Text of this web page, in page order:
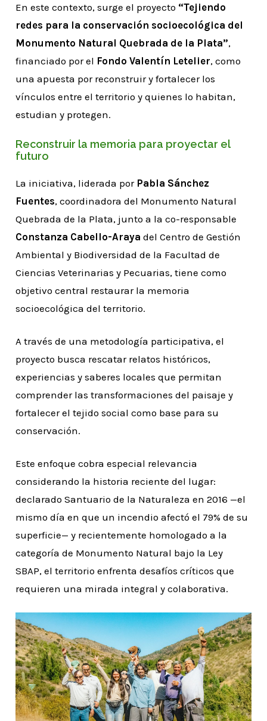
En este contexto, surge el proyecto “Tejiendo
redes para la conservación socioecológica del
Monumento Natural Quebrada de la Plata”,
financiado por el Fondo Valentín Letelier, como
una apuesta por reconstruir y fortalecer los
vínculos entre el territorio y quienes lo habitan,
estudian y protegen.
Reconstruir la memoria para proyectar el
futuro
La iniciativa, liderada por Pabla Sánchez
Fuentes, coordinadora del Monumento Natural
Quebrada de la Plata, junto a la co-responsable
Constanza Cabello-Araya del Centro de Gestión
Ambiental y Biodiversidad de la Facultad de
Ciencias Veterinarias y Pecuarias, tiene como
objetivo central restaurar la memoria
socioecológica del territorio.
A través de una metodología participativa, el
proyecto busca rescatar relatos históricos,
experiencias y saberes locales que permitan
comprender las transformaciones del paisaje y
fortalecer el tejido social como base para su
conservación.
Este enfoque cobra especial relevancia
considerando la historia reciente del lugar:
declarado Santuario de la Naturaleza en 2016 —el
mismo día en que un incendio afectó el 79% de su
superficie— y recientemente homologado a la
categoría de Monumento Natural bajo la Ley
SBAP, el territorio enfrenta desafíos críticos que
requieren una mirada integral y colaborativa.